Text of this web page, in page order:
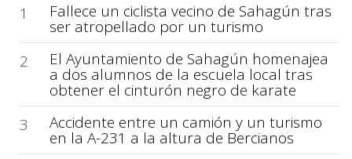
1 Fallece un ciclista vecino de Sahagún tras
ser atropellado por un turismo
2
El Ayuntamiento de Sahagún homenajea
a dos alumnos de la escuela local tras
obtener el cinturón negro de karate
3
Accidente entre un camión y un turismo
en la A-231 a la altura de Bercianos